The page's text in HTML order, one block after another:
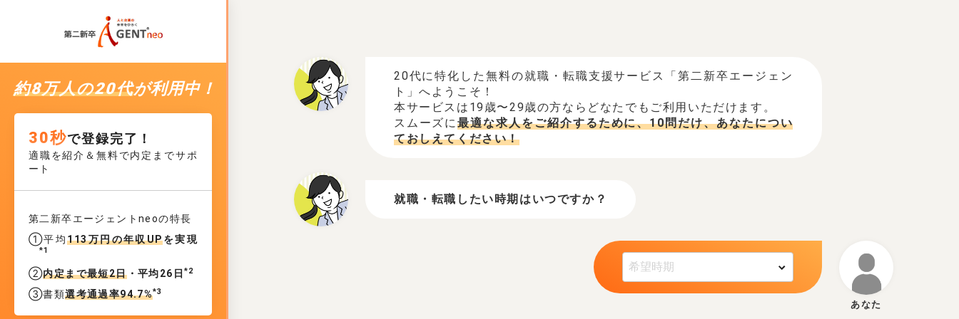
約8万人の20代が利用中！
30秒で登録完了！
適職を紹介＆無料で内定までサポ
ート
第二新卒エージェントneoの特長
①平均113万円の年収UPを実現
*1
②内定まで最短2日・平均26日*2
③書類選考通過率94.7%*3
20代に特化した無料の就職・転職支援サービス「第二新卒エージェン
ト」へようこそ！
本サービスは19歳〜29歳の方ならどなたでもご利用いただけます。
スムーズに最適な求人をご紹介するために、10問だけ、あなたについ
ておしえてください！
就職・転職したい時期はいつですか？